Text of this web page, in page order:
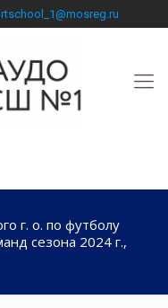
г. о. по футболу
сезона 2024 г.,